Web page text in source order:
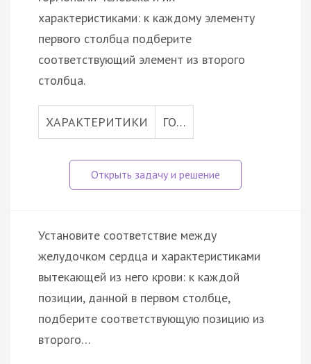
характеристиками: к каждому элементу
первого столбца подберите
соответствующий элемент из второго
столбца.
ХАРАКТЕРИТИКИ ГО…
Установите соответствие между
желудочком сердца и характеристиками
вытекающей из него крови: к каждой
позиции, данной в первом столбце,
подберите соответствующую позицию из
второго…